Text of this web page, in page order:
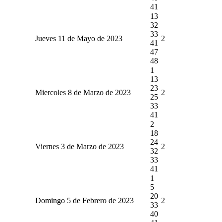
41
Jueves 11 de Mayo de 2023
13
32
33
41
47
48
2
Miercoles 8 de Marzo de 2023
1
13
23
25
33
41
2
Viernes 3 de Marzo de 2023
2
18
24
32
33
41
2
Domingo 5 de Febrero de 2023
1
5
20
33
40
2